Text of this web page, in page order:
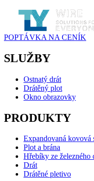
POPTÁVKA NA CENÍK
SLUŽBY
Ostnatý drát
Drátěný plot
Okno obrazovky
PRODUKTY
Expandovaná kovová
Plot a brána
Hřebíky ze železného
Drát
Drátěné pletivo